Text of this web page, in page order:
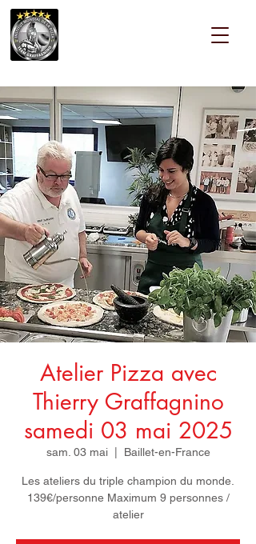
Atelier Pizza avec
Thierry Graffagnino
samedi 03 mai 2025
sam. 03 mai
  |
Baillet-en-France
Les ateliers du triple champion du monde.
139€/personne Maximum 9 personnes /
atelier